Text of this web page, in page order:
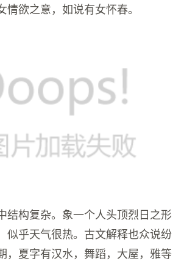
情欲之意，如说有女怀春。
结构复杂。象一个人头顶烈日之形
似乎天气很热。古文解释也众说纷
，夏字有汉水，舞蹈，大屋，雅等